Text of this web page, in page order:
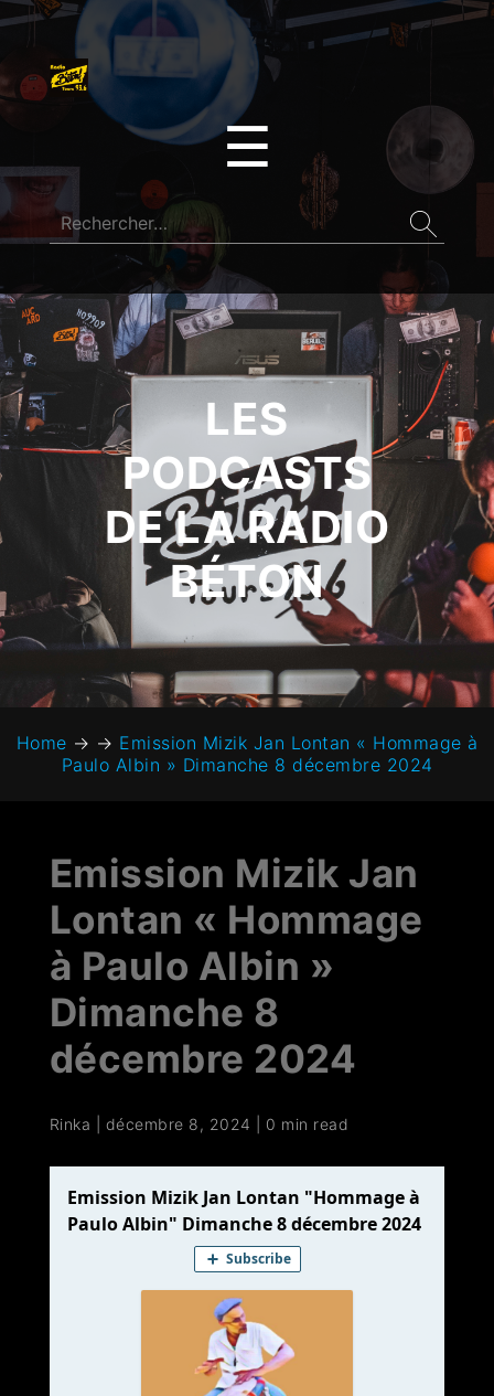
☰
LES
PODCASTS
DE LA RADIO
BÉTON
Home → → Emission Mizik Jan Lontan « Hommage à
Paulo Albin » Dimanche 8 décembre 2024
Emission Mizik Jan
Lontan « Hommage
à Paulo Albin »
Dimanche 8
décembre 2024
Rinka décembre 8, 2024 0 min read